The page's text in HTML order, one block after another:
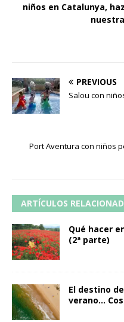
niños en Catalunya,
PREVIOUS
Salou con
Port Aventura con niños
ARTÍCULOS
Qué hacer
(2ª parte)
El destino
verano…